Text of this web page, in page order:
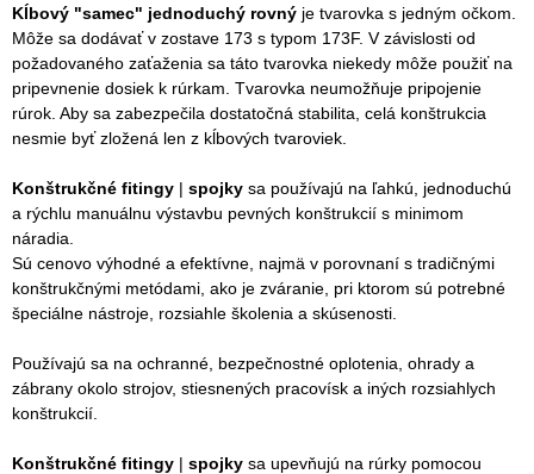
Kĺbový "samec" jednoduchý rovný je tvarovka s jedným očkom.
Môže sa dodávať v zostave 173 s typom 173F. Vzávislosti od
požadovaného zaťaženia sa táto tvarovka niekedy môže použiť na
pripevnenie dosiek k rúrkam . Tvarovka neumožňuje pripojenie
rúrok. Aby sa zabezpečila dostatočná stabilita, celá konštrukcia
nesmie byť zložená len z kĺbových tvaroviek.
Konštrukčné fitingy | spojky sa používajú na ľahkú, jednoduchú
a rýchlu manuálnu výstavbu pevných konštrukcií s minimom
náradia
Sú cenovo výhodné a efektívne, najmä v porovnaní s tradičnými
konštrukčnými metódami, ako je zváranie, pri ktorom sú potrebné
špeciálne nástroje, rozsiahle školenia a skúsenosti.
Používajú sa na ochranné, bezpečnostné oplotenia, ohrady a
zábrany okolo strojov, stiesnených pracovísk a iných rozsiahlych
konštrukcií.
Konštrukčné fitingy | spojky sa upevňujú na rúrky pomocou